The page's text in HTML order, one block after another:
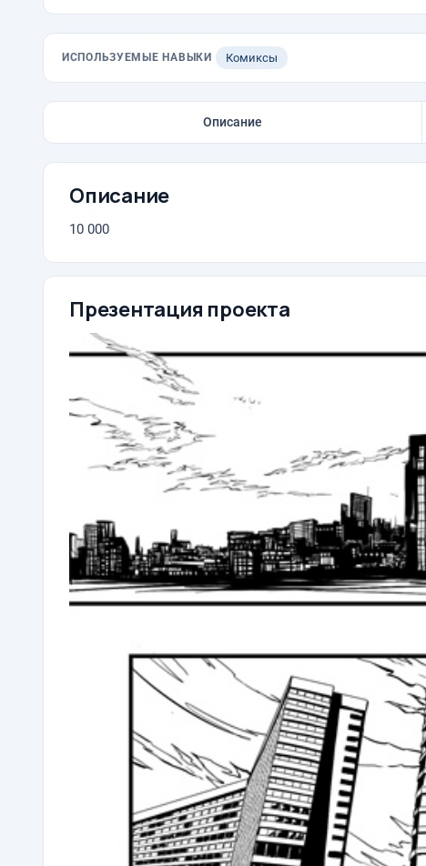
ИСПОЛЬЗУЕМЫЕ НАВЫКИ Комиксы
Описание
Описание
10 000
Презентация проекта